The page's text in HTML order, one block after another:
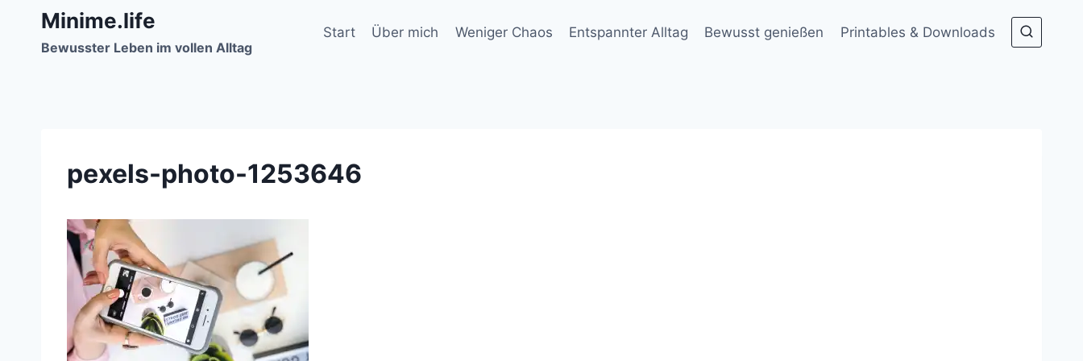
springen
Minime.life
Bewusster Leben im vollen Alltag
Start Über mich Weniger Chaos Entspannter Alltag Bewusst genießen Printables & Downloads
pexels-photo-1253646